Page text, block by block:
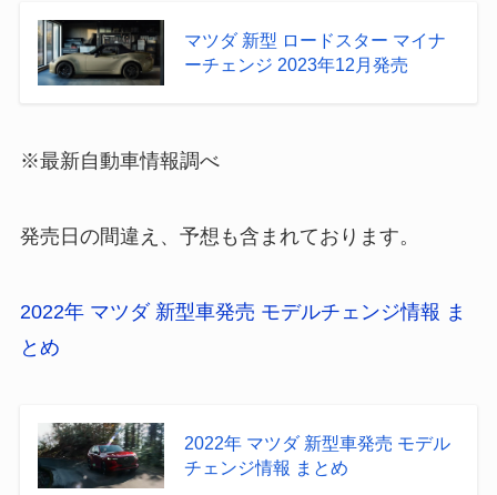
マツダ 新型 ロードスター マイナ
ーチェンジ 2023年12月発売
※最新自動車情報調べ
発売日の間違え、予想も含まれております。
2022年 マツダ 新型車発売 モデルチェンジ情報 ま
とめ
2022年 マツダ 新型車発売 モデル
チェンジ情報 まとめ